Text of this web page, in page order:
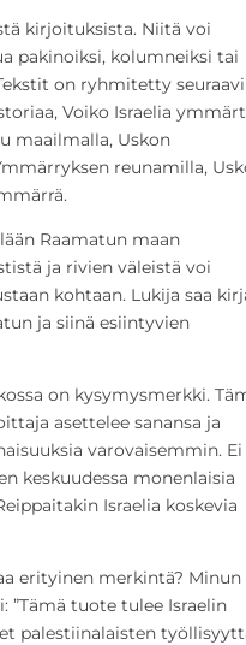
kirjoituksista. Niitä voi
pakinoiksi, kolumneiksi tai
on ryhmitetty
Voiko Israelia
maailmalla, Uskon
reunamilla,
Raamatun maan
ja rivien väleistä voi
kohtaan. Lukija saa
ja siinä esiintyvien
on kysymysmerkki.
asettelee sanansa ja
varovaisemmin. Ei
keskuudessa monenlaisia
Israelia koskevia
erityinen merkintä? Minun
”Tämä tuote tulee Israelin
palestiinalaisten